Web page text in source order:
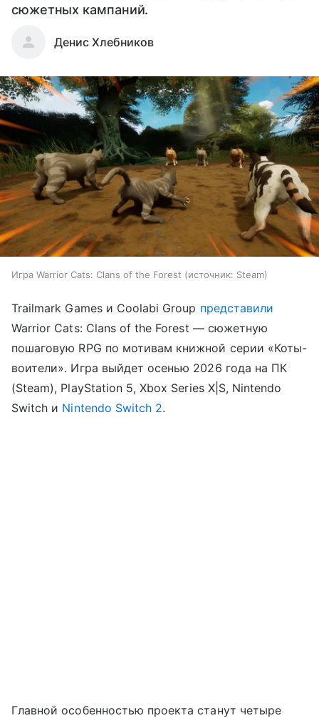
сюжетных кампаний.
Денис Хлебников
Игра Warrior Cats: Clans of the Forest источник: Steam
Trailmark Games и Coolabi Group представили
Warrior Cats: Clans of the Forest — сюжетную
пошаговую RPG по мотивам книжной серии «Коты-
воители». Игра выйдет осенью 2026 года на ПК
(Steam), PlayStation 5, Xbox Series X|S, Nintendo
Switch и Nintendo Switch 2.
Главной особенностью проекта станут четыре